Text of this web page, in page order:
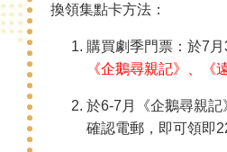
換領集點卡方法：
購買劇季門票：於7
《企鵝尋親記》、《
於6-7月
《企鵝尋親
確認電郵，即可領即